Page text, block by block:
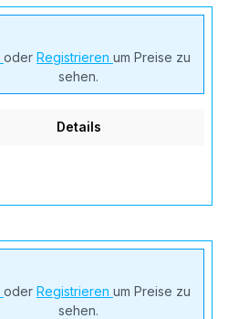
oder Registrieren um Preise zu
sehen.
Details
oder Registrieren um Preise zu
sehen.